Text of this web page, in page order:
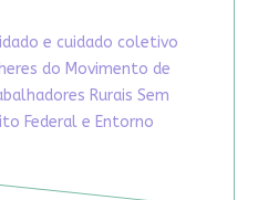
e cuidado coletivo
do Movimento de
Rurais Sem
Federal e Entorno